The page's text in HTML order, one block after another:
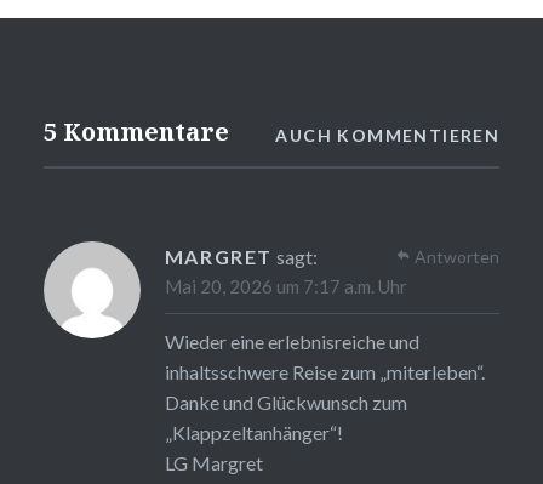
5 Kommentare AUCH KOMMENTIEREN
MARGRET sagt:
Mai 20, 2026 um 7:17 a.m. Uhr
Wieder eine erlebnisreiche und
inhaltsschwere Reise zum „miterleben“.
Danke und Glückwunsch zum
„Klappzeltanhänger“!
LG Margret
Antworten